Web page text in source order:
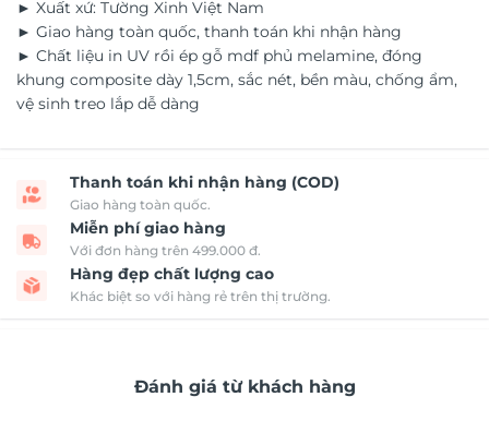
► Xuất xứ: Tường Xinh Việt Nam
► Giao hàng toàn quốc, thanh toán khi nhận hàng
► Chất liệu in UV rồi ép gỗ mdf phủ melamine, đóng
khung composite dày 1,5cm, sắc nét, bền màu, chống ẩm,
vệ sinh treo lắp dễ dàng
Thanh toán khi nhận hàng (COD)
Giao hàng toàn quốc.
Miễn phí giao hàng
Với đơn hàng trên 499.000 đ.
Hàng đẹp chất lượng cao
Khác biệt so với hàng rẻ trên thị trường.
Đánh giá từ khách hàng